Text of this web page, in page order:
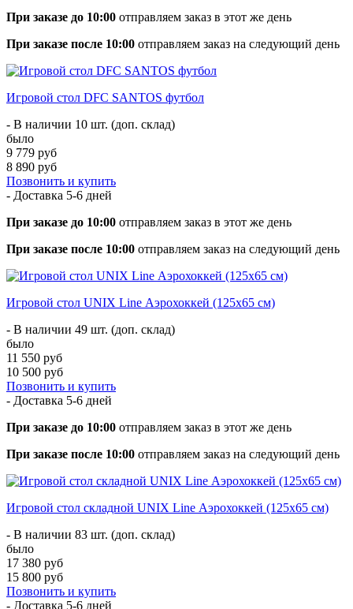
При заказе до 10:00 отправляем заказ в этот же день
При заказе после 10:00 отправляем заказ на следующий день
Игровой стол DFC SANTOS футбол
- В наличии 10 шт. (доп. склад)
было
9 779 руб
8 890 руб
Позвонить и купить
- Доставка 5-6 дней
При заказе до 10:00 отправляем заказ в этот же день
При заказе после 10:00 отправляем заказ на следующий день
Игровой стол UNIX Line Аэрохоккей (125х65 cм)
- В наличии 49 шт. (доп. склад)
было
11 550 руб
10 500 руб
Позвонить и купить
- Доставка 5-6 дней
При заказе до 10:00 отправляем заказ в этот же день
При заказе после 10:00 отправляем заказ на следующий день
Игровой стол складной UNIX Line Аэрохоккей (125х65 cм)
- В наличии 83 шт. (доп. склад)
было
17 380 руб
15 800 руб
Позвонить и купить
- Доставка 5-6 дней